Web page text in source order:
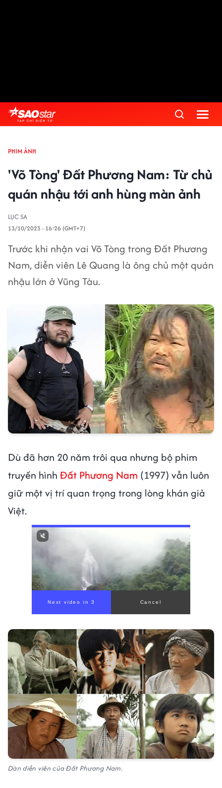
PHIM ẢNH
'Võ Tòng' Đất Phương Nam: Từ chủ
quán nhậu tới anh hùng màn ảnh
LỤC SA
13/10/2023 - 16:26 (GMT+7)
Trước khi nhận vai Võ Tòng trong Đất Phương
Nam, diễn viên Lê Quang là ông chủ một quán
nhậu lớn ở Vũng Tàu.
Dù đã hơn 20 năm trôi qua nhưng bộ phim
truyền hình Đất Phương Nam (1997) vẫn luôn
giữ một vị trí quan trọng trong lòng khán giả
Việt.
Dàn diễn viên của Đất Phương Nam.